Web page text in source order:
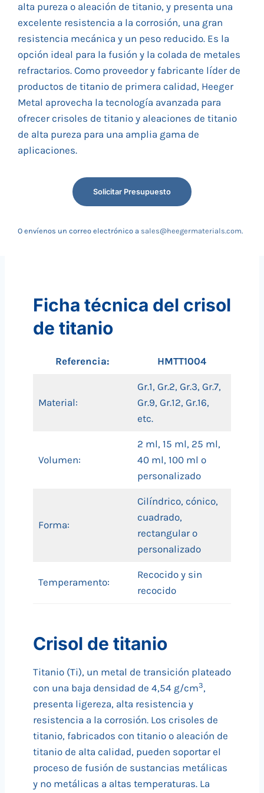
alta pureza o aleación de titanio, y presenta una
excelente resistencia a la corrosión, una gran
resistencia mecánica y un peso reducido. Es la
opción ideal para la fusión y la colada de metales
refractarios. Como proveedor y fabricante líder de
productos de titanio de primera calidad, Heeger
Metal aprovecha la tecnología avanzada para
ofrecer crisoles de titanio y aleaciones de titanio
de alta pureza para una amplia gama de
aplicaciones.
Solicitar Presupuesto
O envíenos un correo electrónico a sales@heegermaterials.com.
Ficha técnica del crisol
de titanio
Referencia: HMTT1004
Material:
Gr.1, Gr.2, Gr.3, Gr.7,
Gr.9, Gr.12, Gr.16,
etc.
Volumen:
2 ml, 15 ml, 25 ml,
40 ml, 100 ml o
personalizado
Forma:
Cilíndrico, cónico,
cuadrado,
rectangular o
personalizado
Temperamento:
Recocido y sin
recocido
Crisol de titanio
Titanio (Ti), un metal de transición plateado
con una baja densidad de 4,54 g/cm3,
presenta ligereza, alta resistencia y
resistencia a la corrosión. Los crisoles de
titanio, fabricados con titanio o aleación de
titanio de alta calidad, pueden soportar el
proceso de fusión de sustancias metálicas
y no metálicas a altas temperaturas. La